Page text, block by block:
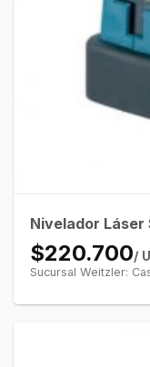
Nivelador Láser
$220.700/
Sucursal Weitzler: